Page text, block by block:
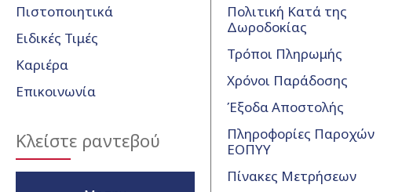
Πιστοποιητικά
Ειδικές Τιμές
Καριέρα
Επικοινωνία
Κλείστε ραντεβού
Πολιτική Κατά της
Δωροδοκίας
Τρόποι Πληρωμής
Χρόνοι Παράδοσης
Έξοδα Αποστολής
Πληροφορίες Παροχών
ΕΟΠΥΥ
Πίνακες Μετρήσεων